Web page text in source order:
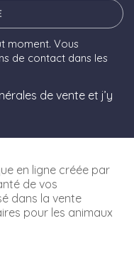
moment. Vous
de contact dans les
de vente et j’y
en ligne créée par
de vos
dans la vente
pour les animaux